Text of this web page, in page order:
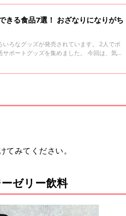
きる食品7選！ おざなりになりがち
ろなグッズが発売されています。 2人でポ
ポートグッズを集めました。 今回は、気軽
みてください。
ゼリー飲料